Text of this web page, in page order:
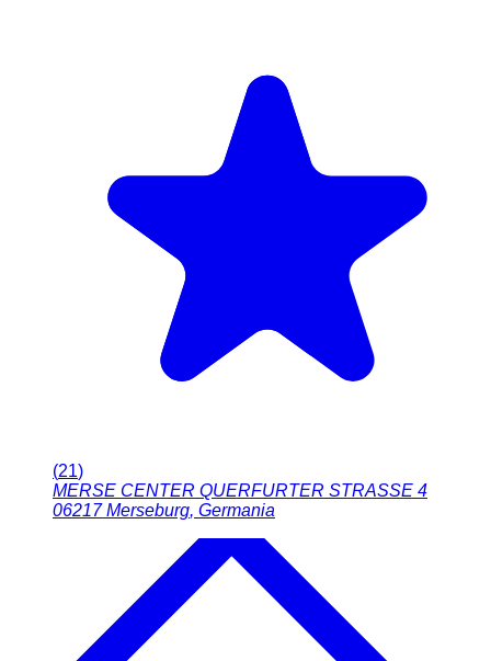
(21)
MERSE CENTER QUERFURTER STRASSE 4
06217 Merseburg, Germania